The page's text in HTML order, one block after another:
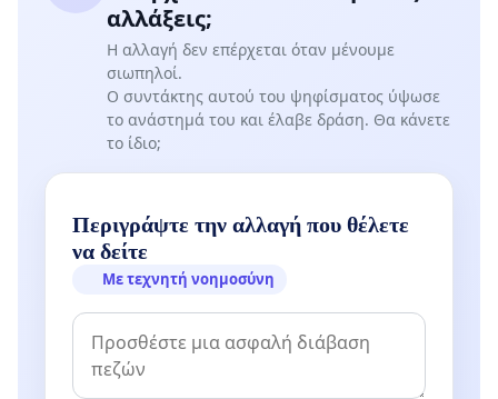
αλλάξεις;
Η αλλαγή δεν επέρχεται όταν μένουμε
σιωπηλοί.
Ο συντάκτης αυτού του ψηφίσματος ύψωσε
το ανάστημά του και έλαβε δράση. Θα κάνετε
το ίδιο;
Περιγράψτε την αλλαγή που θέλετε
να δείτε
Με τεχνητή νοημοσύνη